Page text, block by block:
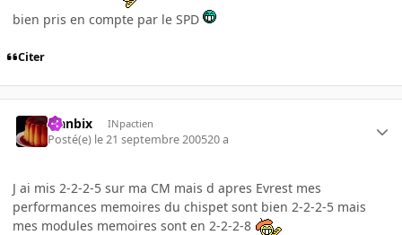
bien pris en compte par le SPD
Citer
Flanbix INpactien
Posté(e) le 21 septembre 200520 a
J ai mis 2-2-2-5 sur ma CM mais d apres Evrest mes
performances memoires du chispet sont bien 2-2-2-5 mais
mes modules memoires sont en 2-2-2-8